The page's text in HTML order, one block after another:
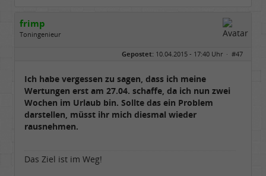
frimp
Toningenieur
Dabei seit:
02 / 2012
Gepostet: 10.04.2015 - 17:40 Uhr · #47
Ich habe vergessen zu sagen, dass ich meine
Wertungen erst am 27.04. schaffe, da ich nun zwei
Wochen im Urlaub bin. Sollte das ein Problem
darstellen, müsst ihr mich diesmal wieder
rausnehmen.
Das Ziel ist im Weg!